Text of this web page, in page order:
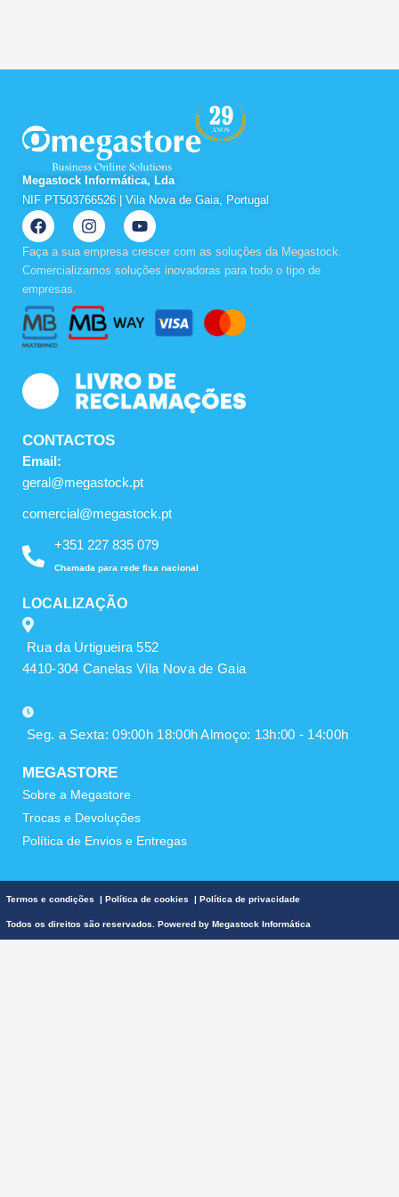
Megastock Informática, Lda
NIF PT503766526 | Vila Nova de Gaia, Portugal
F
a
c
e
o
o
k
I
n
s
t
r
a
m
Y
o
u
t
u
e
Faça a sua empresa crescer com as soluções da Megastock.
Comercializamos soluções inovadoras para todo o tipo de
empresas.
CONTACTOS
Email:
geral@megastock.pt
comercial@megastock.pt
+351 227 835 079
Chamada para rede fixa nacional
LOCALIZAÇÃO
Rua da Urtigueira 552
4410-304 Canelas Vila Nova de Gaia
Seg. a Sexta: 09:00h 18:00h Almoço: 13h:00 - 14:00h
MEGASTORE
Sobre a Megastore
Trocas e Devoluções
Política de Envios e Entregas
Termos e condições Política de cookies Política de privacidade
Todos os direitos são reservados. Powered by Megastock Informática